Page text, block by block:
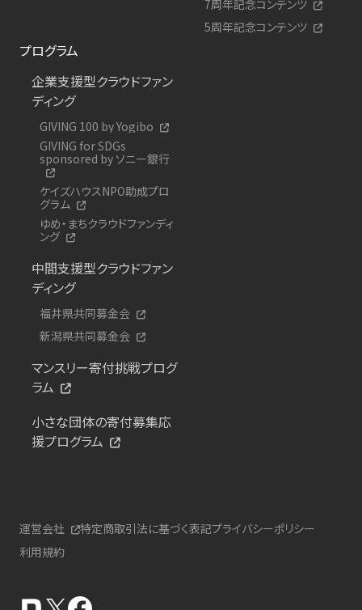
7周年記念コンテンツ
5周年記念コンテンツ
プログラム
企業支援型クラウドファン
ディング
GIVING 100 by Yogibo
GIVING for SDGs
sponsored by ソニー銀行
ケイズハウスNPO助成プロ
グラム
ゆめ・まちクラウドファンディ
ング
中間支援型クラウドファン
ディング
福井県共同募金会
新潟県共同募金会
マンスリー寄付挑戦プログ
ラム
小さな団体の寄付募集応
援プログラム
運営会社 特定商取引法に基づく表記プライバシーポリシー
利用規約